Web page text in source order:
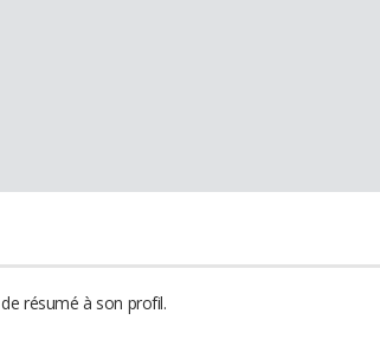
résumé à son profil.